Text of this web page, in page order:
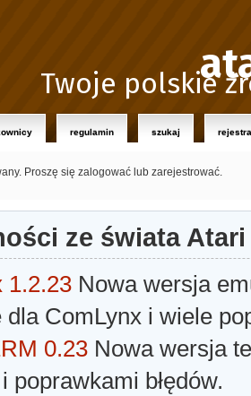
Twoje polskie
regulamin szukaj
Proszę się zalogować lub zarejestrować.
ze świata Atari
1.2.23 Nowa wersja
dla ComLynx i wiele
0.23 Nowa wersja
poprawkami błędów.